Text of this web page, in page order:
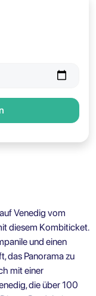
Venedig vom
diesem Kombiticket.
und einen
das Panorama zu
mit einer
die über 100